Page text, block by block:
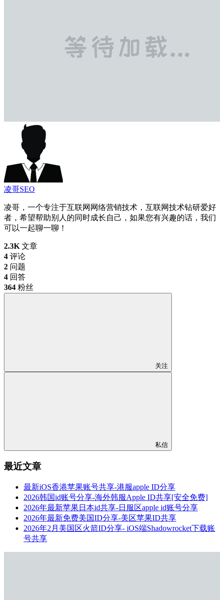
凌哥SEO
凌哥，一个专注于互联网网络营销技术，互联网技术钻研爱好
者，希望帮助别人的同时成长自己，如果您有兴趣的话，我们
可以一起聊一聊！
2.3K 文章
4 评论
2 问题
4 回答
364 粉丝
关注
私信
最近文章
最新iOS香港苹果账号共享-港服apple ID分享
2026韩国id账号分享-海外韩服Apple ID共享[安全免费]
2026年最新苹果日本id共享-日服区apple id账号分享
2026年最新免费美国ID分享-美区苹果ID共享
2026年2月美国区火箭ID分享- iOS端Shadowrocket下载账
号共享